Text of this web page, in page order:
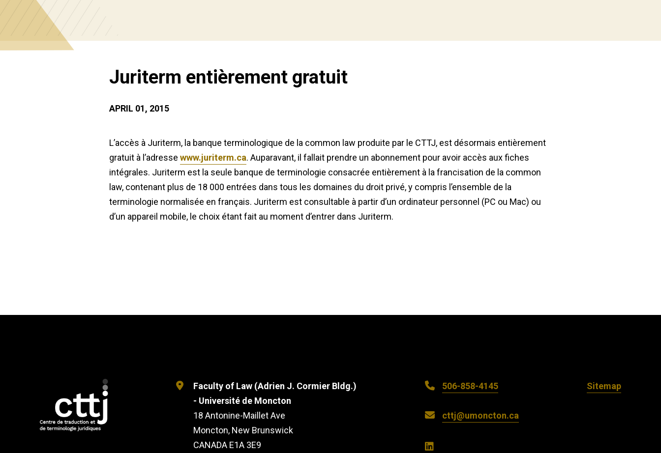
Juriterm entièrement gratuit
APRIL 01, 2015
L’accès à Juriterm, la banque terminologique de la common law produite par le CTTJ, est désormais entièrement
gratuit à l’adresse www.juriterm.ca. Auparavant, il fallait prendre un abonnement pour avoir accès aux fiches
intégrales. Juriterm est la seule banque de terminologie consacrée entièrement à la francisation de la common
law, contenant plus de 18 000 entrées dans tous les domaines du droit privé, y compris l’ensemble de la
terminologie normalisée en français. Juriterm est consultable à partir d’un ordinateur personnel (PC ou Mac) ou
d’un appareil mobile, le choix étant fait au moment d’entrer dans Juriterm.
Faculty of Law (Adrien J. Cormier Bldg.)
- Université de Moncton
18 Antonine-Maillet Ave
Moncton, New Brunswick
CANADA E1A 3E9
506-858-4145
cttj@umoncton.ca
Sitemap